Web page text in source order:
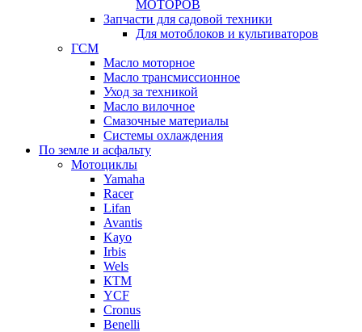
МОТОРОВ
Запчасти для садовой техники
Для мотоблоков и культиваторов
ГСМ
Масло моторное
Масло трансмиссионное
Уход за техникой
Масло вилочное
Смазочные материалы
Системы охлаждения
По земле и асфальту
Мотоциклы
Yamaha
Racer
Lifan
Avantis
Kayo
Irbis
Wels
КТМ
YCF
Cronus
Benelli